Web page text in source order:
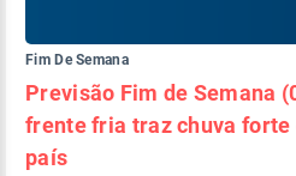
Fim De Semana
Previsão Fim de Semana
frente fria traz chuva forte
país